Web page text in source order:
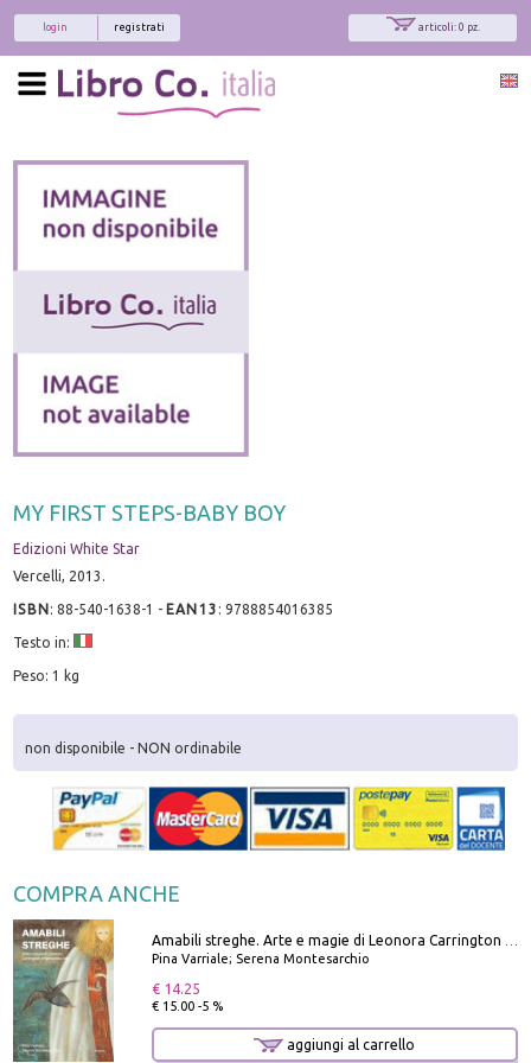
articoli: 0 pz.
registrati
login
MY FIRST STEPS-BABY BOY
Edizioni White Star
Vercelli, 2013.
ISBN:88-540-1638-1 - EAN13 :9788854016385
Testo in:
Peso: 1 kg
non disponibile - NON ordinabile
COMPRA ANCHE
Pina Varriale; Serena Montesarchio
€ 14.25
€ 15.00 -5 %
aggiungi al carrello
Allora iscriviti alla nostra newsletter!
comunque cancellarti quando desideri.